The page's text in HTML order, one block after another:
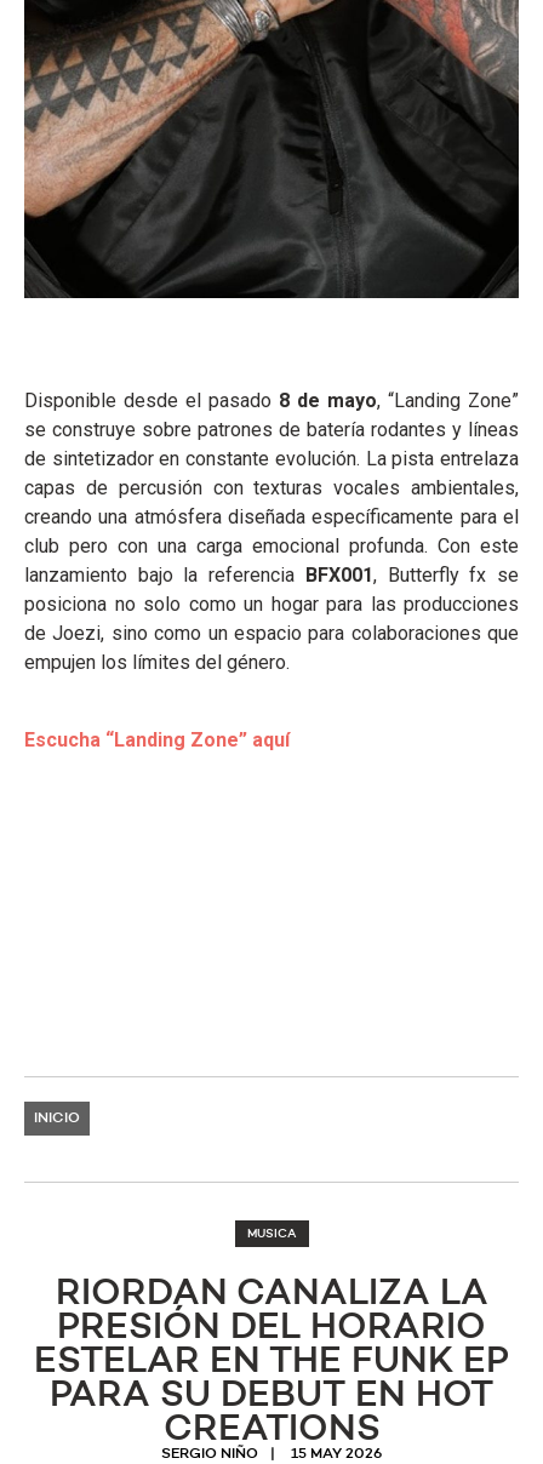
Disponible desde el pasado 8 de mayo, “Landing Zone”
se construye sobre patrones de batería rodantes y líneas
de sintetizador en constante evolución. La pista entrelaza
capas de percusión con texturas vocales ambientales,
creando una atmósfera diseñada específicamente para el
club pero con una carga emocional profunda. Con este
lanzamiento bajo la referencia
BFX001, Butterfly fx se
posiciona no solo como un hogar para las producciones
de Joezi, sino como un espacio para colaboraciones que
empujen los límites del género.
Escucha “Landing Zone” aquí
INICIO
MUSICA
RIORDAN CANALIZA LA
PRESIÓN DEL HORARIO
ESTELAR EN THE FUNK EP
PARA SU DEBUT EN HOT
CREATIONS
SERGIO NIÑO 15 MAY 2026